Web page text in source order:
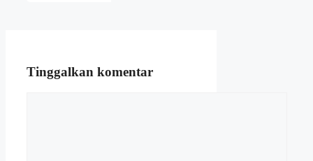
Tinggalkan komentar